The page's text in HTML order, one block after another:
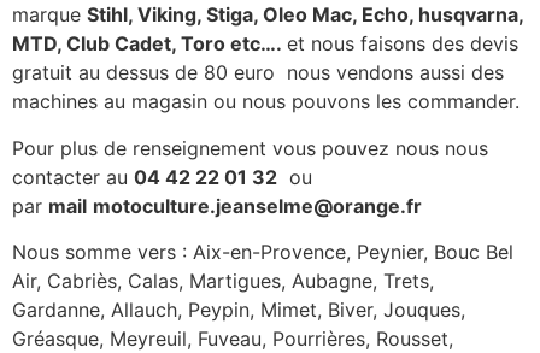
marque Stihl, Viking, Stiga, Oleo Mac, Echo, husqvarna,
MTD, Club Cadet, Toro etc…. et nous faisons des devis
gratuit au dessus de 80 euro nous vendons aussi des
machines au magasin ou nous pouvons les commander.
Pour plus de renseignement vous pouvez nous nous
contacter au 04 42 22 01 32 ou
par mail motoculture.jeanselme@orange.fr
Nous somme vers : Aix-en-Provence, Peynier, Bouc Bel
Air, Cabriès, Calas, Martigues, Aubagne, Trets,
Gardanne, Allauch, Peypin, Mimet, Biver, Jouques,
Gréasque, Meyreuil, Fuveau, Pourrières, Rousset,